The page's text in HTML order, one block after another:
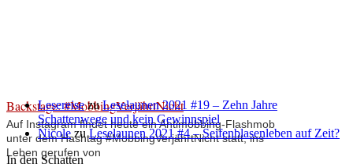
Backstage: #MobbingVerjährtNicht
Auf Instagram findet heute ein Antimobbing-Flashmob
unter dem Hashtag #MobbingVerjährtNicht statt, ins
Leben gerufen von
LesereisezuLeselaunen 2021 #19 – Zehn Jahre
Schattenwege und kein Gewinnspiel
Nicole zuLeselaunen 2021 #4 – Seifenblasenleben auf Zeit?
In den Schatten